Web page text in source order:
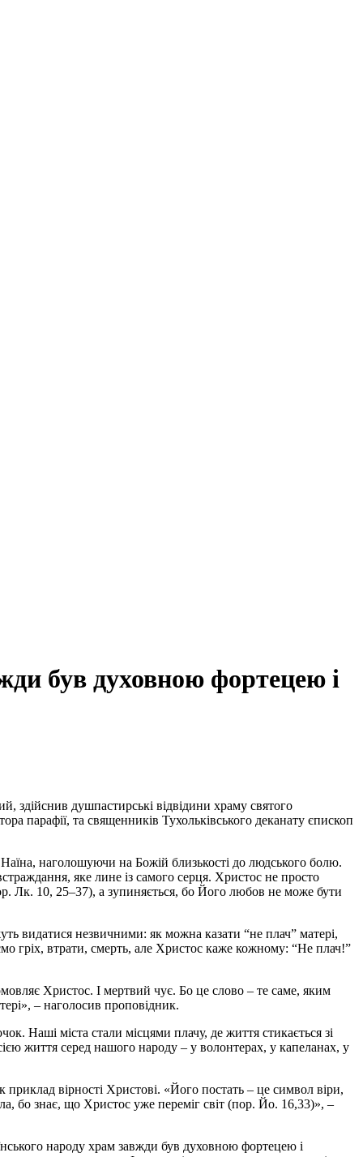
був духовною фортецею і
здійснив душпастирські відвідини храму святого
парафії, та священників Тухольківського деканату єпископ
наголошуючи на Божій близькості до людського болю.
яке лине із самого серця. Христос не просто
Лк. 10, 25–37), а зупиняється, бо Його любов не може бути
видатися незвичними: як можна казати “не плач” матері,
гріх, втрати, смерть, але Христос каже кожному: “Не плач!”
Христос. І мертвий чує. Бо це слово – те саме, яким
– наголосив проповідник.
Наші міста стали місцями плачу, де життя стикається зі
життя серед нашого народу – у волонтерах, у капеланах, у
вірності Христові. «Його постать – це символ віри,
бо знає, що Христос уже переміг світ (пор. Йо. 16,33)», –
народу храм завжди був духовною фортецею і